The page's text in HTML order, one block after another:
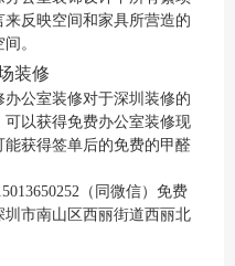
反映空间和家具所营造的
。
公室装修对于深圳装修的
以获得免费办公室装修现
获得签单后的免费的甲醛
（同微信）免费
圳市南山区西丽街道西丽北